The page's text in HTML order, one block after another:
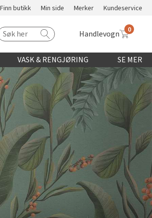
Finn butikk Min side Merker Kundeservice
Roomvo Handlevogn 0
VASK & RENGJØRING SE MER